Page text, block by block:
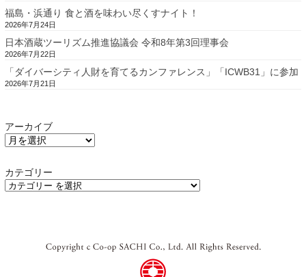
福島・浜通り 食と酒を味わい尽くすナイト！
2026年7月24日
日本酒蔵ツーリズム推進協議会 令和8年第3回理事会
2026年7月22日
「ダイバーシティ人財を育てるカンファレンス」「ICWB31」に参加
2026年7月21日
アーカイブ
カテゴリー